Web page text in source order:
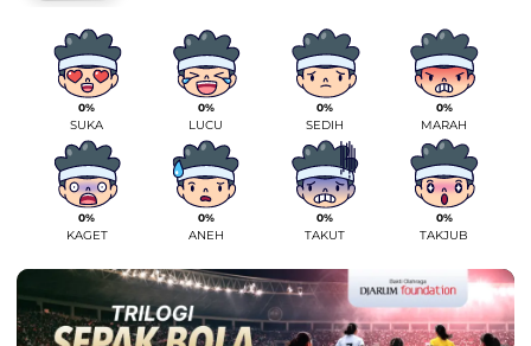
0%
SUKA
0%
LUCU
0%
SEDIH
0%
MARAH
0%
KAGET
0%
ANEH
0%
TAKUT
0%
TAKJUB